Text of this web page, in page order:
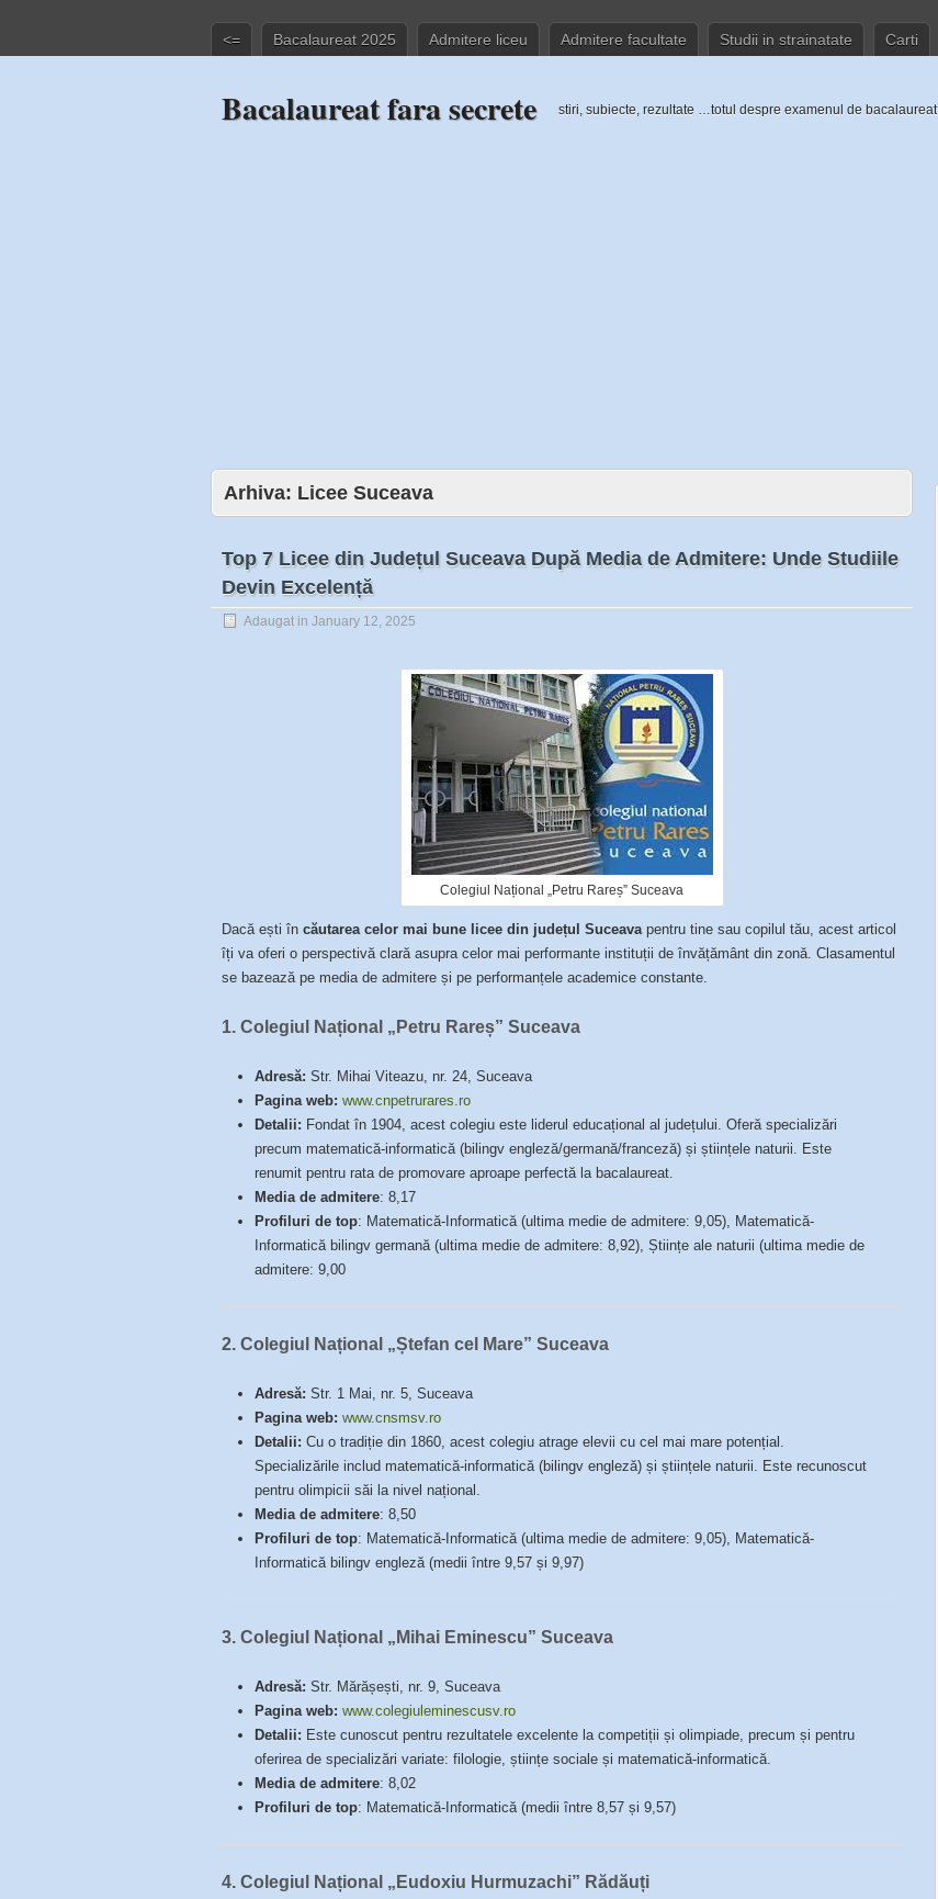
<= Bacalaureat 2025 Admitere liceu Admitere facultate Studii in strainatate Carti
Bacalaureat fara secrete stiri, subiecte, rezultate …totul despre examenul de bacalaureat
Arhiva: Licee Suceava
Top 7 Licee din Județul Suceava După Media de Admitere: Unde Studiile
Devin Excelență
Adaugat in January 12, 2025
Colegiul Național „Petru Rareș” Suceava
Dacă ești în căutarea celor mai bune licee din județul Suceavapentru tine sau copilul tău, acest articol
îți va oferi o perspectivă clară asupra celor mai performante instituții de învățământ din zonă. Clasamentul
se bazează pe media de admitere și pe performanțele academice constante.
1. Colegiul Național „Petru Rareș” Suceava
Adresă: Str. Mihai Viteazu, nr. 24, Suceava
Pagina web: www.cnpetrurares.ro
Detalii: Fondat în 1904, acest colegiu este liderul educațional al județului. Oferă specializări
precum matematică-informatică (bilingv engleză/germană/franceză) și științele naturii. Este
renumit pentru rata de promovare aproape perfectă la bacalaureat.
Media de admitere: 8,17
Profiluri de top: Matematică-Informatică (ultima medie de admitere: 9,05), Matematică-
Informatică bilingv germană (ultima medie de admitere: 8,92), Științe ale naturii (ultima medie de
admitere: 9,00
2. Colegiul Național „Ștefan cel Mare” Suceava
Adresă: Str. 1 Mai, nr. 5, Suceava
Pagina web: www.cnsmsv.ro
Detalii: Cu o tradiție din 1860, acest colegiu atrage elevii cu cel mai mare potențial.
Specializările includ matematică-informatică (bilingv engleză) și științele naturii. Este recunoscut
pentru olimpicii săi la nivel național.
Media de admitere: 8,50
Profiluri de top: Matematică-Informatică (ultima medie de admitere: 9,05), Matematică-
Informatică bilingv engleză (medii între 9,57 și 9,97)
3. Colegiul Național „Mihai Eminescu” Suceava
Adresă: Str. Mărășești, nr. 9, Suceava
Pagina web: www.colegiuleminescusv.ro
Detalii: Este cunoscut pentru rezultatele excelente la competiții și olimpiade, precum și pentru
oferirea de specializări variate: filologie, științe sociale și matematică-informatică.
Media de admitere: 8,02
Profiluri de top: Matematică-Informatică (medii între 8,57 și 9,57)
4. Colegiul Național „Eudoxiu Hurmuzachi” Rădăuți